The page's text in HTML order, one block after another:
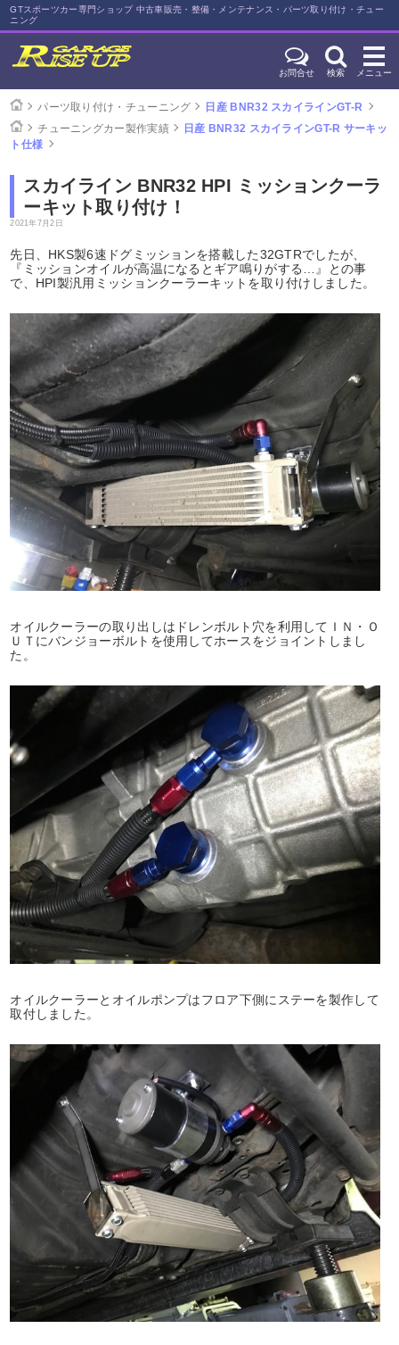
GTスポーツカー専門ショップ 中古車販売・整備・メンテナンス・パーツ取り付け・チュー
ニング
お問合せ 検索 メニュー
パーツ取り付け・チューニング
日産 BNR32 スカイラインGT-R
チューニングカー製作実績
日産 BNR32 スカイラインGT-R サーキッ
ト仕様
スカイライン BNR32 HPI ミッションクーラ
ーキット取り付け！
2021年7月2日
先日、HKS製6速ドグミッションを搭載した32GTRでしたが、
『ミッションオイルが高温になるとギア鳴りがする…』との事
で、HPI製汎用ミッションクーラーキットを取り付けしました。
オイルクーラーの取り出しはドレンボルト穴を利用してＩＮ・Ｏ
ＵＴにバンジョーボルトを使用してホースをジョイントしまし
た。
オイルクーラーとオイルポンプはフロア下側にステーを製作して
取付しました。